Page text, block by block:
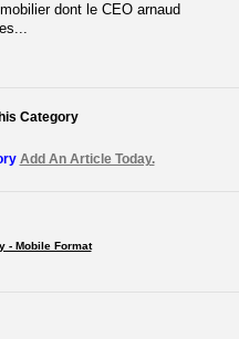
dont le CEO arnaud
Category
Add An Article Today.
- Mobile Format